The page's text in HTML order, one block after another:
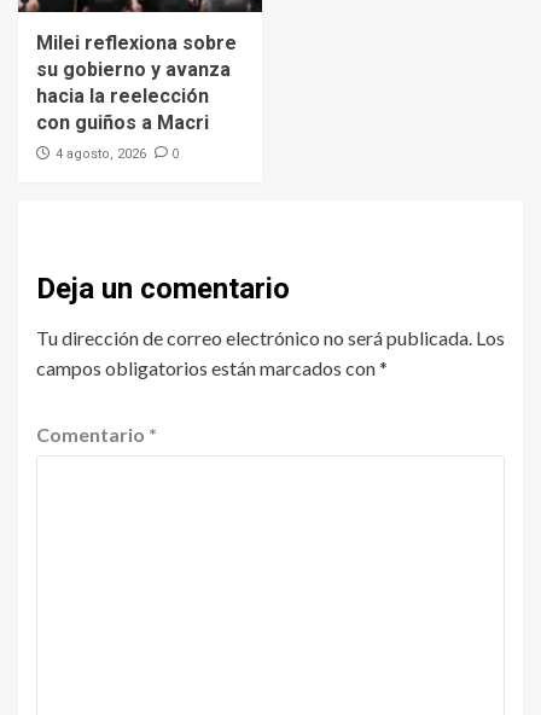
Milei reflexiona sobre
su gobierno y avanza
hacia la reelección
con guiños a Macri
4 agosto, 2026 0
Deja un comentario
Tu dirección de correo electrónico no será publicada. Los
campos obligatorios están marcados con*
Comentario *